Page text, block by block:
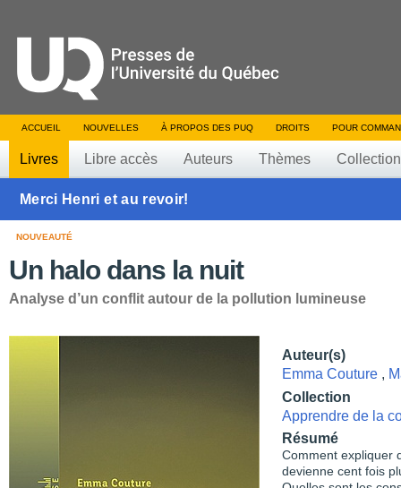
ACCUEIL NOUVELLES À PROPOS DES PUQ DROITS POUR
Livres Libre accès Auteurs Thèmes
Merci Henri et au revoir!
NOUVEAUTÉ
Un halo dans la nuit
Analyse d’un conflit autour de la pollution lumineuse
Auteur(s)
Emma Couture ,
Collection
Apprendre de la
Résumé
Comment expliquer
devienne cent fois